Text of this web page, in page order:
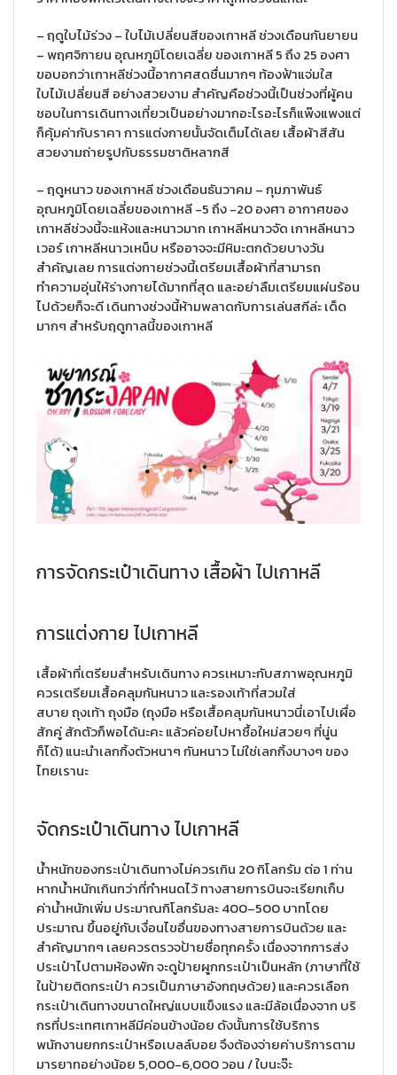
– ฤดูใบไม้ร่วง – ใบไม้เปลี่ยนสีของเกาหลี ช่วงเดือนกันยายน
– พฤศจิกายน อุณหภูมิโดยเฉลี่ย ของเกาหลี 5 ถึง 25 องศา
ขอบอกว่าเกาหลีช่วงนี้อากาศสดชื่นมากๆ ท้องฟ้าแจ่มใส
ใบไม้เปลี่ยนสี อย่างสวยงาม สำคัญคือช่วงนี้เป็นช่วงที่ผู้คน
ชอบในการเดินทางเที่ยวเป็นอย่างมากอะไรอะไรก็แพ๊งแพงแต่
ก็คุ้มค่ากับราคา การแต่งกายนั้นจัดเต็มได้เลย เสื้อผ้าสีสัน
สวยงามถ่ายรูปกับธรรมชาติหลากสี
– ฤดูหนาว ของเกาหลี ช่วงเดือนธันวาคม – กุมภาพันธ์
อุณหภูมิโดยเฉลี่ยของเกาหลี -5 ถึง -20 องศา อากาศของ
เกาหลีช่วงนี้จะแห้งและหนาวมาก เกาหลีหนาวจัด เกาหลีหนาว
เวอร์ เกาหลีหนาวเหน็บ หรืออาจจะมีหิมะตกด้วยบางวัน
สำคัญเลย การแต่งกายช่วงนี้เตรียมเสื้อผ้าที่สามารถ
ทำความอุ่นให้ร่างกายได้มากที่สุด และอย่าลืมเตรียมแผ่นร้อน
ไปด้วยก็จะดี เดินทางช่วงนี้ห้ามพลาดกับการเล่นสกีล่ะ เด็ด
มากๆ สำหรับฤดูกาลนี้ของเกาหลี
การจัดกระเป๋าเดินทาง เสื้อผ้า ไปเกาหลี
การแต่งกาย ไปเกาหลี
เสื้อผ้าที่เตรียมสำหรับเดินทาง ควรเหมาะกับสภาพอุณหภูมิ
ควรเตรียมเสื้อคลุมกันหนาว และรองเท้าที่สวมใส่
สบาย ถุงเท้า ถุงมือ (ถุงมือ หรือเสื้อคลุมกันหนาวนี่เอาไปเผื่อ
สักคู่ สักตัวก็พอได้นะคะ แล้วค่อยไปหาซื้อใหม่สวยๆ ที่นู่น
ก็ได้) แนะนำเลกกิ้งตัวหนาๆ กันหนาว ไม่ใช่เลกกิ้งบางๆ ของ
ไทยเรานะ
จัดกระเป๋าเดินทาง ไปเกาหลี
น้ำหนักของกระเป๋าเดินทางไม่ควรเกิน 20 กิโลกรัม ต่อ 1 ท่าน
หากน้ำหนักเกินกว่าที่กำหนดไว้ ทางสายการบินจะเรียกเก็บ
ค่าน้ำหนักเพิ่ม ประมาณกิโลกรัมละ 400–500 บาทโดย
ประมาณ ขึ้นอยู่กับเงื่อนไขอื่นของทางสายการบินด้วย และ
สำคัญมากๆ เลยควรตรวจป้ายชื่อทุกครั้ง เนื่องจากการส่ง
ประเป๋าไปตามห้องพัก จะดูป้ายผูกกระเป๋าเป็นหลัก (ภาษาที่ใช้
ในป้ายติดกระเป๋า ควรเป็นภาษาอังกฤษด้วย) และควรเลือก
กระเป๋าเดินทางขนาดใหญ่แบบแข็งแรง และมีล้อเนื่องจาก บริ
กรที่ประเทศเกาหลีมีค่อนข้างน้อย ดังนั้นการใช้บริการ
พนักงานยกกระเป๋าหรือเบลล์บอย จึงต้องจ่ายค่าบริการตาม
มารยาทอย่างน้อย 5,000-6,000 วอน / ใบนะจ๊ะ